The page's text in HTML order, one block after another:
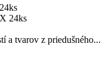
tvarov z priedušného...